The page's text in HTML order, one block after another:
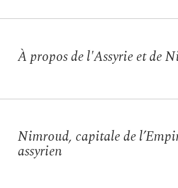
À propos de l'Assyrie et de
Nimroud, capitale de
assyrien